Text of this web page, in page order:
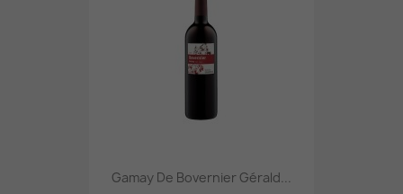
Gamay De Bovernier Gérald...